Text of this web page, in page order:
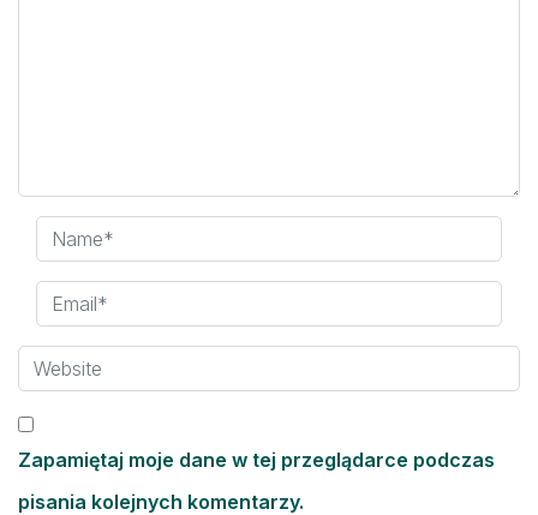
Zapamiętaj moje dane w tej przeglądarce podczas
pisania kolejnych komentarzy.